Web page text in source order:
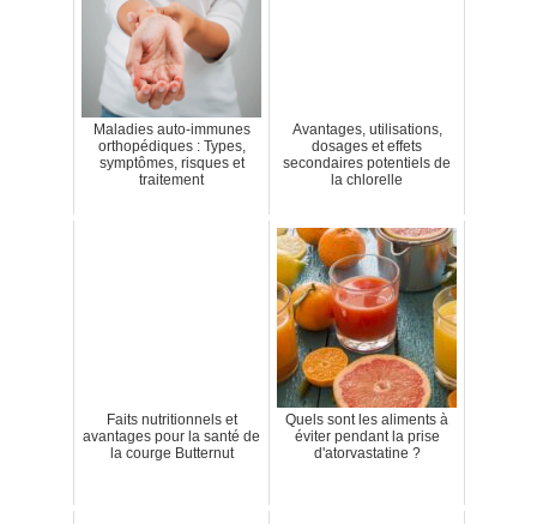
Maladies auto-immunes
orthopédiques : Types,
symptômes, risques et
traitement
Avantages, utilisations,
dosages et effets
secondaires potentiels de
la chlorelle
Faits nutritionnels et
avantages pour la santé de
la courge Butternut
Quels sont les aliments à
éviter pendant la prise
d'atorvastatine ?